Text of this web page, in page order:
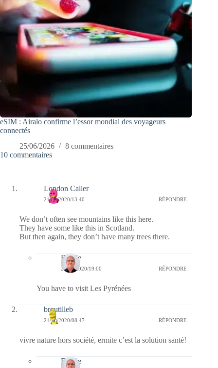
eSIM : Airalo confirme l’essor mondial des voyageurs
connectés
25/06/2026
8 commentaires
10 commentaires
London Caller
21/10/2020/13:40 RÉPONDRE
We don’t often see mountains like this here.
They have some like this in Scotland.
But then again, they don’t have many trees there.
Bernie
21/10/2020/19:00 RÉPONDRE
You have to visit Les Pyrénées
broutilleb
21/10/2020/08:47 RÉPONDRE
vivre nature hors société, ermite c’est la solution santé!
Bernie